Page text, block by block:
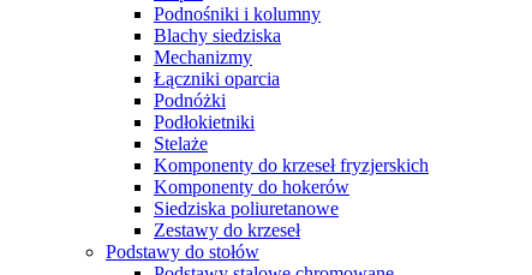
Podnośniki i kolumny
Blachy siedziska
Mechanizmy
Łączniki oparcia
Podnóżki
Podłokietniki
Stelaże
Komponenty do krzeseł fryzjerskich
Komponenty do hokerów
Siedziska poliuretanowe
Zestawy do krzeseł
Podstawy do stołów